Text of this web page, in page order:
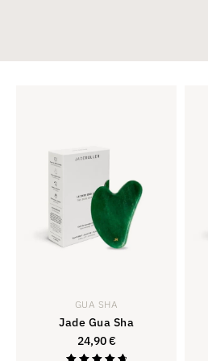
GUA SHA
Jade Gua Sha
24,90€